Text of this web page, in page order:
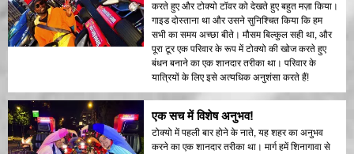
करते हुए और टोक्यो टॉवर को देखते हुए बहुत मज़ा किया।
गाइड दोस्ताना था और उसने सुनिश्चित किया कि हम
सभी का समय अच्छा बीते। मौसम बिल्कुल सही था, और
पूरा टूर एक परिवार के रूप में टोक्यो की खोज करते हुए
बंधन बनाने का एक शानदार तरीका था। परिवार के
यात्रियों के लिए इसे अत्यधिक अनुशंसा करते हैं!
एक सच में विशेष अनुभव!
टोक्यो में पहली बार होने के नाते, यह शहर का अनुभव
करने का एक शानदार तरीका था। मार्ग हमें शिनागावा से